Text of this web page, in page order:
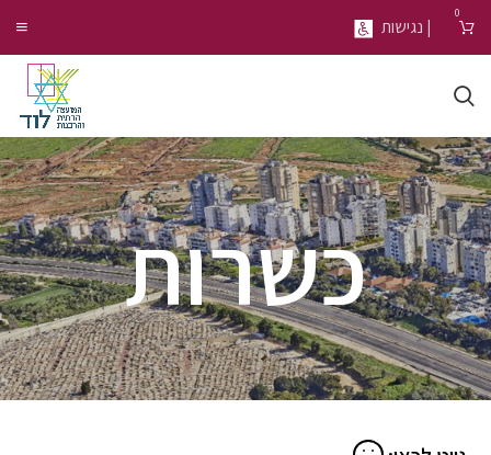
0
| נגישות
כשרות